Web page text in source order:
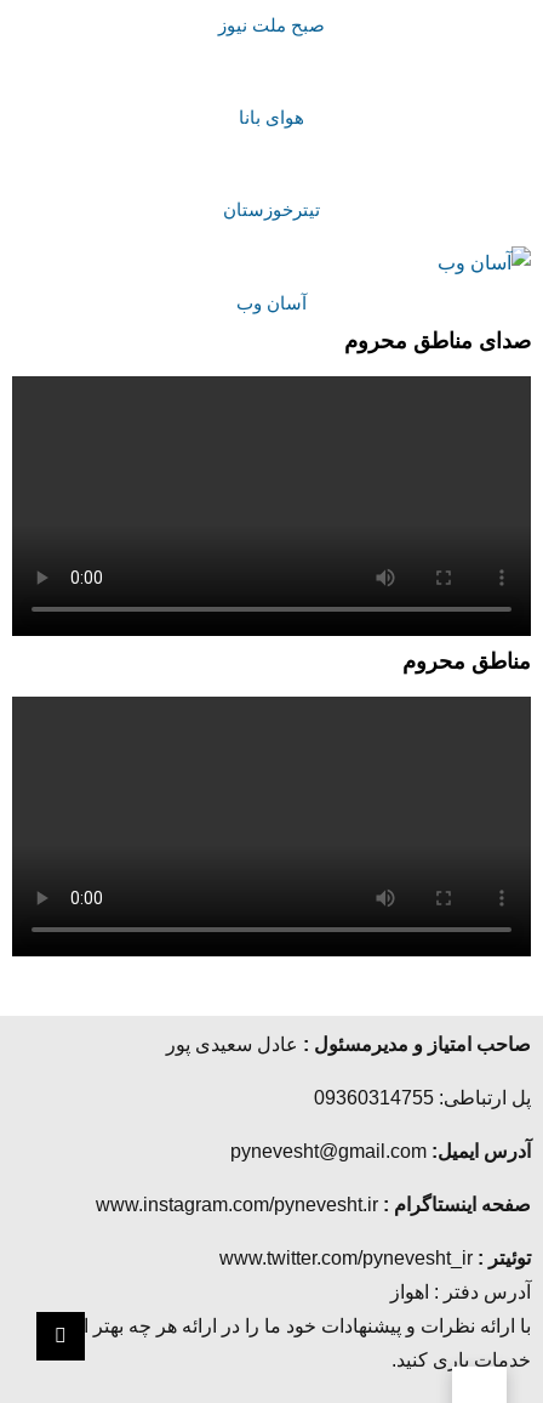
صبح ملت نیوز
هوای بانا
تیترخوزستان
آسان وب
صدای مناطق محروم
مناطق محروم
صاحب امتیاز و مدیرمسئول : عادل سعیدی پور
پل ارتباطی: 09360314755
آدرس ایمیل:
صفحه اینستاگرام :
توئیتر :
آدرس دفتر : اهواز
با ارائه نظرات و پیشنهادات خود ما را در ارائه هر چه بهتر این
خدمات یاری کنید.